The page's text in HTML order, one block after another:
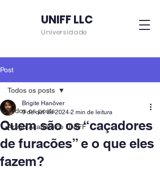
UNIFF LLC
Universidade
Post
Todos os posts
Artigo Acadêmico UNIFF
Todos os posts
Quem são os “caçadores
de furacões” e o que eles
fazem?
Brigite Hanôver
9 de out. de 2024 2 min de leitura